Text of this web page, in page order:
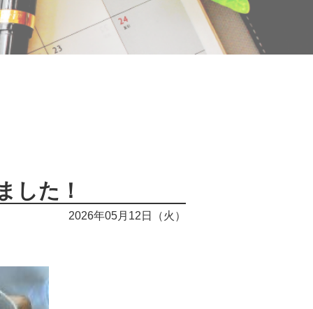
した！
2026年05月12日（火）